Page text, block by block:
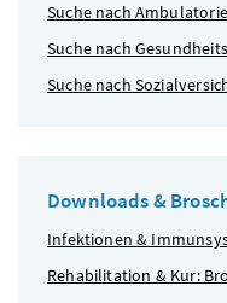
Suche nach
Suche nach
Suche nach
Downloads &
Infektionen &
Rehabilitation & Kur: